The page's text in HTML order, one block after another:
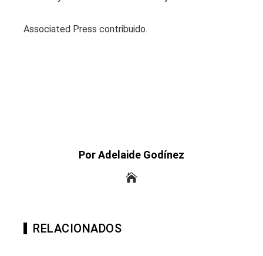
Associated Press contribuido.
Por Adelaide Godínez
RELACIONADOS